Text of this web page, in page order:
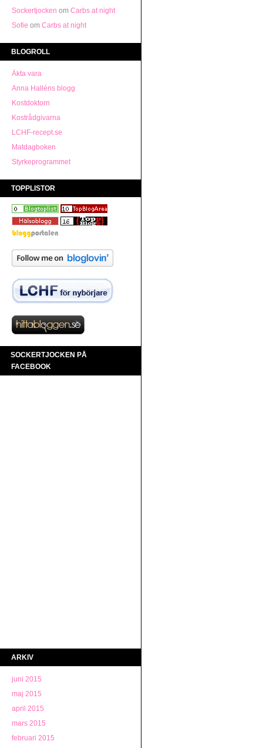
Sockertjocken om Carbs at night
Sofie om Carbs at night
BLOGROLL
Äkta vara
Anna Halléns blogg
Kostdoktorn
Kostrådgivarna
LCHF-recept.se
Matdagboken
Styrkeprogrammet
TOPPLISTOR
SOCKERTJOCKEN PÅ
FACEBOOK
ARKIV
juni 2015
maj 2015
april 2015
mars 2015
februari 2015